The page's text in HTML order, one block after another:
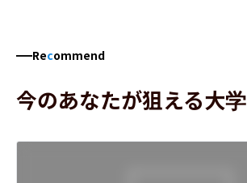
Recommend
今のあなたが狙える大学